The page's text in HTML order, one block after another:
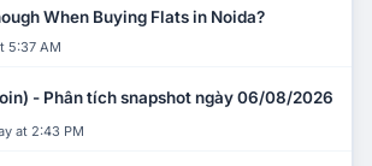
When Buying Flats in Noida?
5:37 AM
- Phân tích snapshot ngày 06/08/2026
at 2:43 PM